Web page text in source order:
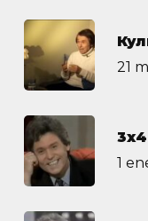
21
3х4
1